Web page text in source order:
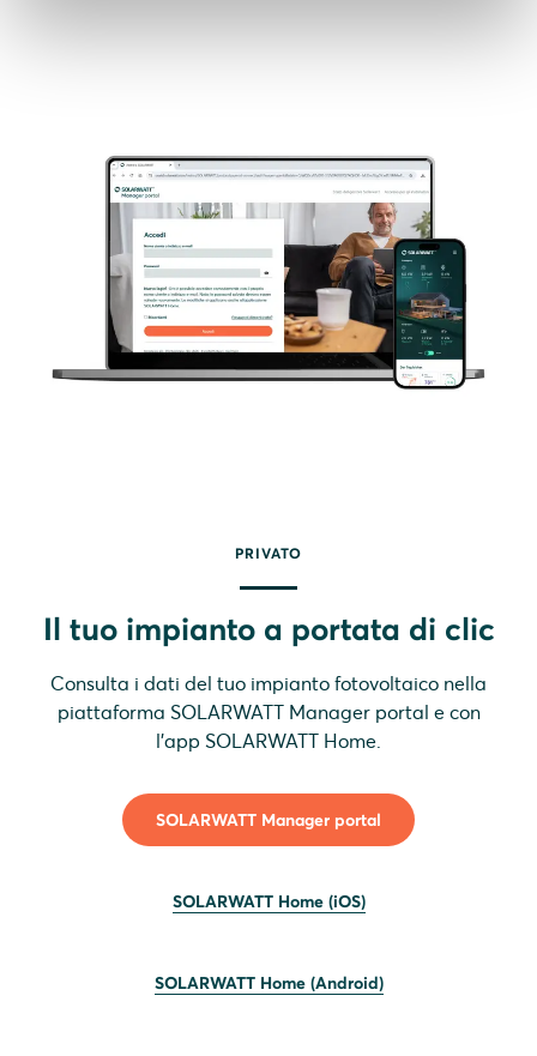
PRIVATO
Il tuo impianto a portata di clic
Consulta i dati del tuo impianto fotovoltaico nella
piattaforma SOLARWATT Manager portal e con
l'app SOLARWATT Home.
SOLARWATT Manager portal
SOLARWATT Home (iOS)
SOLARWATT Home (Android)